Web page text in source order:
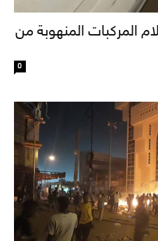
المركبات المنهوبة من
0